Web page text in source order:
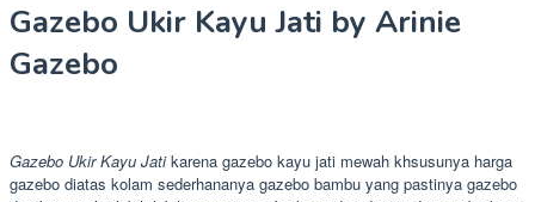
Gazebo Ukir Kayu Jati by Arinie
Gazebo
Gazebo Ukir Kayu Jatikarena gazebo kayu jati mewah khsusunya harga
gazebo diatas kolam sederhananya gazebo bambu yang pastinya gazebo